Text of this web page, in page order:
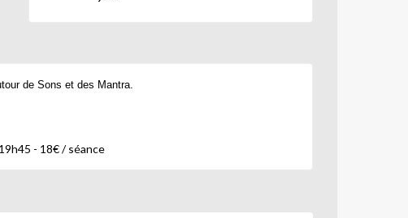
de Sons et des Mantra.
- 18€ / séance